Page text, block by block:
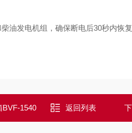
油发电机组，确保断电后30秒内恢
1540 返回列表